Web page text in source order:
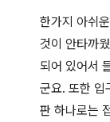
한가지 아쉬
것이 안타까
되어 있어서
군요. 또한 입
판 하나로는